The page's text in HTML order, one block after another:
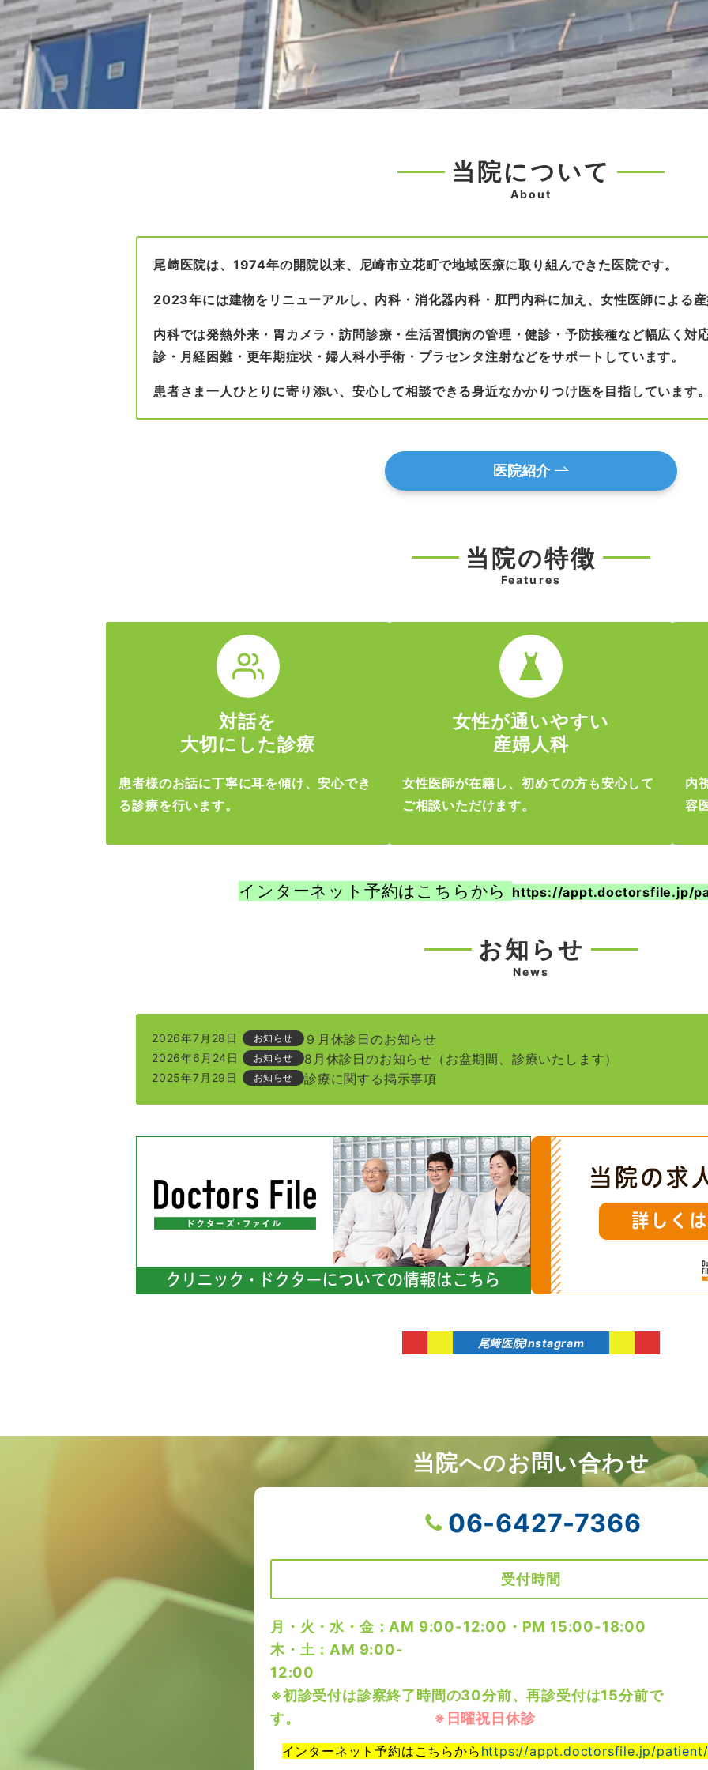
当院について
About
尾﨑医院は、 1974年の開院以来、尼崎市立花町で地域医療に取り組んできた医院です。
2023年には建物をリニューアルし、内科・消化器内科・肛門内科に加え、女性医師による
内科では発熱外来・胃カメラ・訪問診療・生活習慣病の管理・健診・予防接種など幅広く対
診・月経困難・更年期症状・婦人科小手術・プラセンタ注射などをサポートしています。
患者さま一人ひとりに寄り添い、 安心して相談できる身近なかかりつけ医を目指しています
医院紹介
当院の特徴
Features
対話を
大切にした診療
患者様のお話に丁寧に耳を傾け、安心でき
る診療を行います。
女性が通いやすい
産婦人科
女性医師が在籍し、初めての方も安心して
ご相談いただけます。
内
容
インターネット予約はこちらから https://appt.doctorsfile.jp/
お知らせ
News
2026年7月28日 お知らせ ９月休診日のお知らせ
2026年6月24日 お知らせ 8月休診日のお知らせ（お盆期間、診療いたします）
2025年7月29日 お知らせ 診療に関する掲示事項
尾﨑医院Instagram
当院へのお問い合わせ
06-6427-7366
受付時間
月・火・水・金：AM 9:00-12:00・PM 15:00-18:00
木・土：AM 9:00-
12:00
※初診受付は診察終了時間の30分前、再診受付は15分前で
す。
※日曜祝日休診
インターネット予約はこちらから https://appt.doctorsfile.jp/